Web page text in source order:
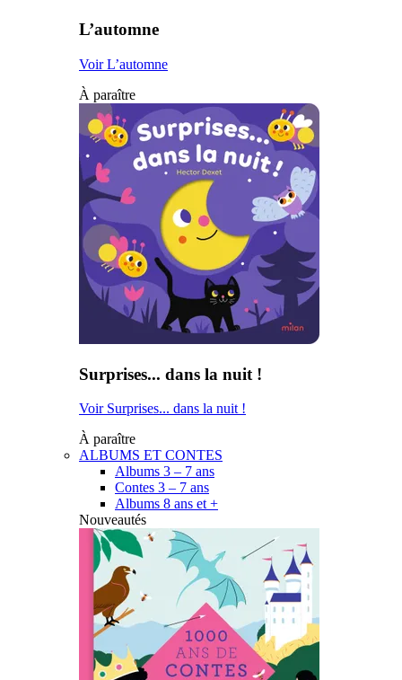
L’automne
Voir L’automne
À paraître
Surprises... dans la nuit !
Voir Surprises... dans la nuit !
À paraître
ALBUMS ET CONTES
Albums 3 – 7 ans
Contes 3 – 7 ans
Albums 8 ans et +
Nouveautés